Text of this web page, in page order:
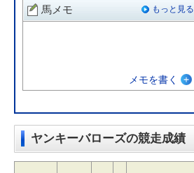
馬メモ もっと見る
メモを書く
ヤンキーバローズの競走成績